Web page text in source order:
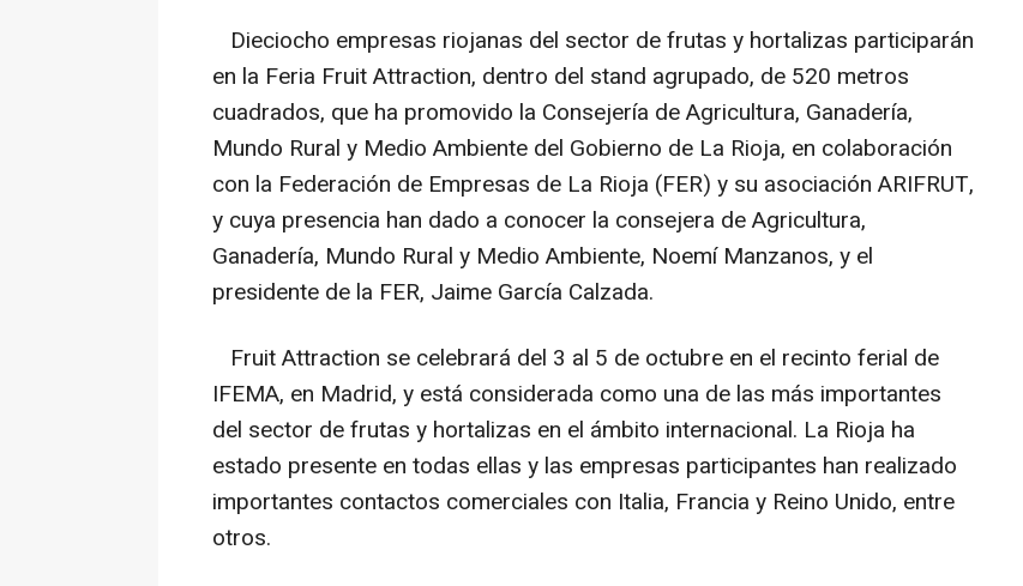
Dieciocho empresas riojanas del sector de frutas y hortalizas participarán
en la Feria Fruit Attraction, dentro del stand agrupado, de 520 metros
cuadrados, que ha promovido la Consejería de Agricultura, Ganadería,
Mundo Rural y Medio Ambiente del Gobierno de La Rioja, en colaboración
con la Federación de Empresas de La Rioja (FER) y su asociación ARIFRUT,
y cuya presencia han dado a conocer la consejera de Agricultura,
Ganadería, Mundo Rural y Medio Ambiente, Noemí Manzanos, y el
presidente de la FER, Jaime García Calzada.
Fruit Attraction se celebrará del 3 al 5 de octubre en el recinto ferial de
IFEMA, en Madrid, y está considerada como una de las más importantes
del sector de frutas y hortalizas en el ámbito internacional. La Rioja ha
estado presente en todas ellas y las empresas participantes han realizado
importantes contactos comerciales con Italia, Francia y Reino Unido, entre
otros.